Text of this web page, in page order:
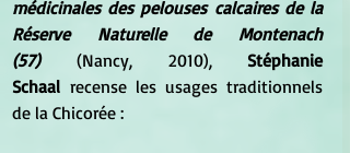
médicinales des pelouses calcaires de la
Réserve Naturelle de Montenach
(57) (Nancy, 2010), Stéphanie
Schaal recense les usages traditionnels
de la Chicorée :